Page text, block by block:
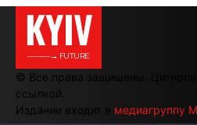
KYIV
———→ FUTURE
© Все права защищены.
ссылкой.
Издание входит в медиагруппу